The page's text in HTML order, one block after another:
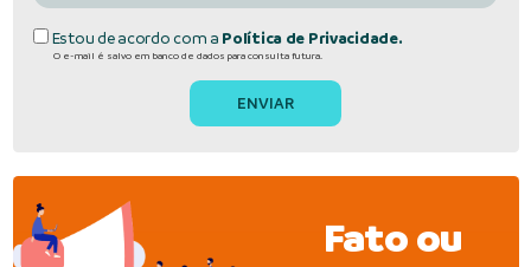
Estou de acordo com a Política de Privacidade.
O e-mail é salvo em banco de dados para consulta futura.
Fato ou